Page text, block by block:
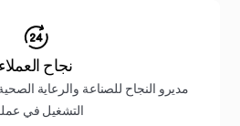
نجاح العملاء
مديرو النجاح للصناعة والرعاية
التشغيل في